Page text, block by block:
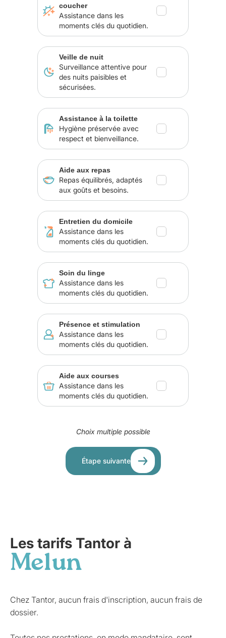
coucher
Assistance dans les
moments clés du quotidien.
Veille de nuit
Surveillance attentive pour
des nuits paisibles et
sécurisées.
Assistance à la toilette
Hygiène préservée avec
respect et bienveillance.
Aide aux repas
Repas équilibrés, adaptés
aux goûts et besoins.
Entretien du domicile
Assistance dans les
moments clés du quotidien.
Soin du linge
Assistance dans les
moments clés du quotidien.
Présence et stimulation
Assistance dans les
moments clés du quotidien.
Aide aux courses
Assistance dans les
moments clés du quotidien.
Choix multiple possible
Étape suivante
Les tarifs Tantor à
Melun
Chez Tantor, aucun frais d'inscription, aucun frais de
dossier.